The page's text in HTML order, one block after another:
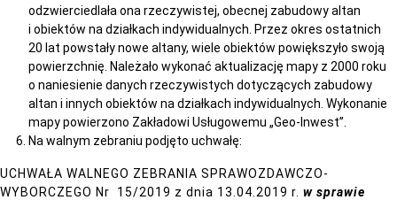
odzwierciedlała ona rzeczywistej, obecnej zabudowy altan
i obiektów na działkach indywidualnych. Przez okres ostatnich
20 lat powstały nowe altany, wiele obiektów powiększyło swoją
powierzchnię. Należało wykonać aktualizację mapy z 2000 roku
o naniesienie danych rzeczywistych dotyczących zabudowy
altan i innych obiektów na działkach indywidualnych. Wykonanie
mapy powierzono Zakładowi Usługowemu „Geo-Inwest”.
Na walnym zebraniu podjęto uchwałę:
UCHWAŁA WALNEGO ZEBRANIA SPRAWOZDAWCZO-
WYBORCZEGO Nr 15/2019 z dnia 13.04.2019 r. w sprawie